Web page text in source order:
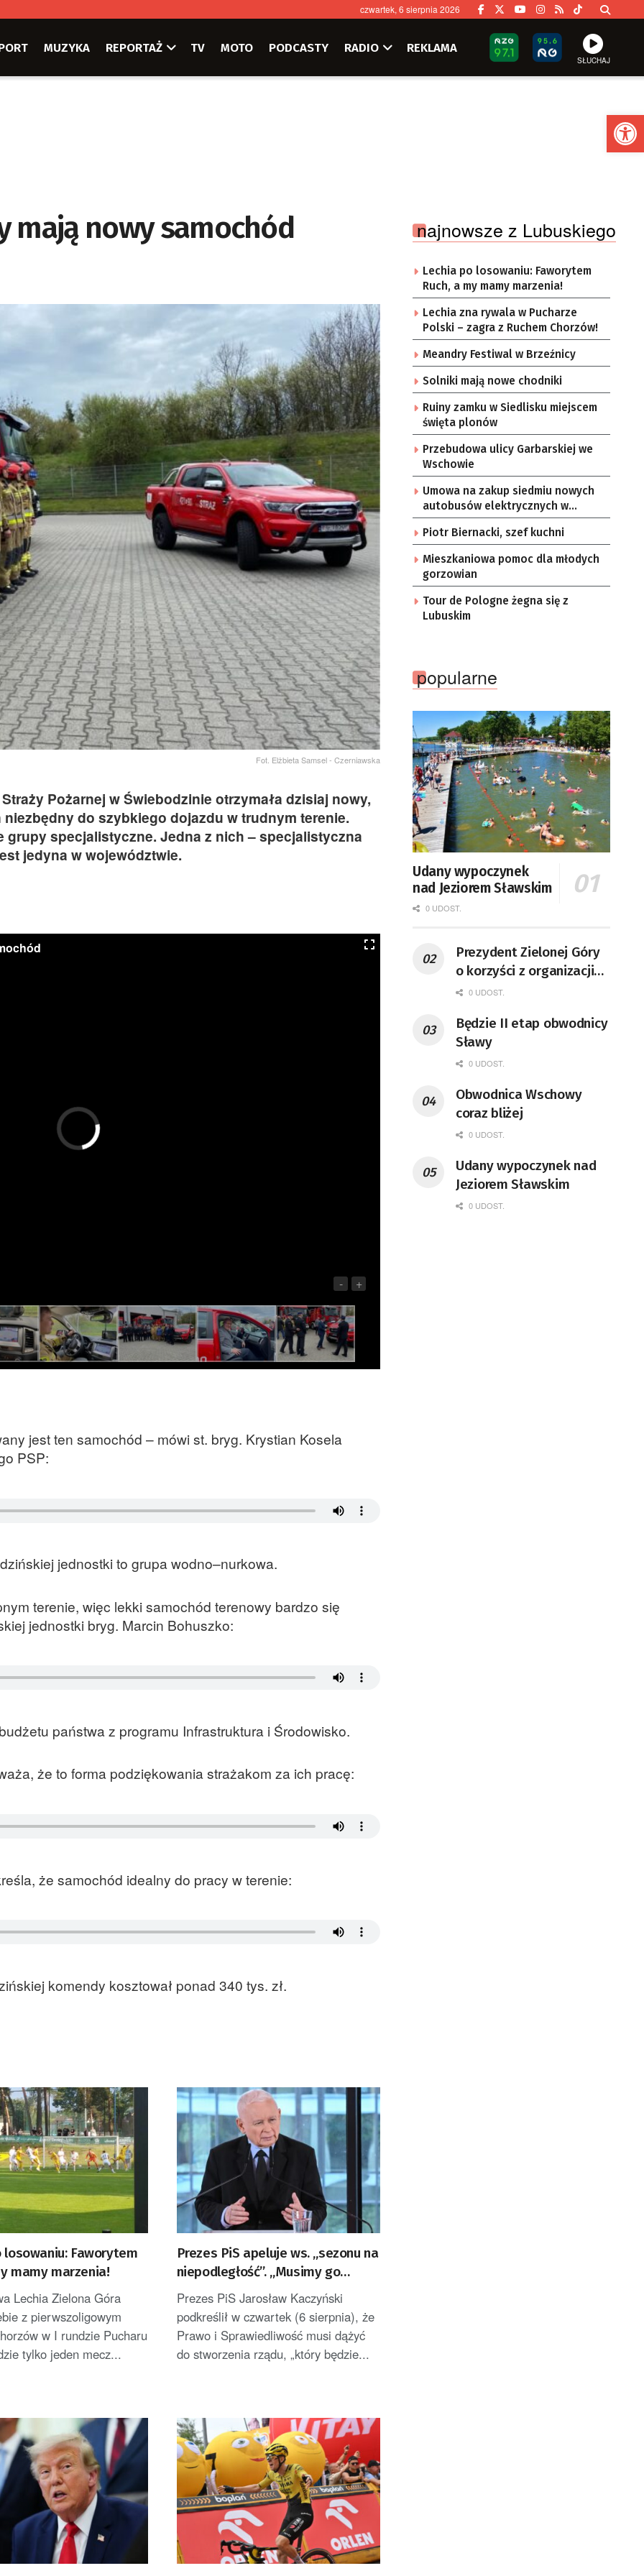
czwartek, 6 sierpnia 2026
MUZYKA REPORTAŻ TV MOTO PODCASTY RADIO REKLAMA
SŁUCHAJ
mają nowy samochód
Fot. Elżbieta Samsel - Czerniawska
Pożarnej w Świebodzinie otrzymała dzisiaj nowy,
do szybkiego dojazdu w trudnym terenie.
specjalistyczne. Jedna z nich – specjalistyczna
jedyna w województwie.
- +
jest ten samochód – mówi st. bryg. Krystian Kosela
PSP:
jednostki to grupa wodno–nurkowa.
terenie, więc lekki samochód terenowy bardzo się
jednostki bryg. Marcin Bohuszko:
państwa z programu Infrastruktura i Środowisko.
że to forma podziękowania strażakom za ich pracę:
że samochód idealny do pracy w terenie:
komendy kosztował ponad 340 tys. zł.
losowaniu: Faworytem
mamy marzenia!
Lechia Zielona Góra
z pierwszoligowym
w I rundzie Pucharu
tylko jeden mecz...
Prezes PiS apeluje ws. „sezonu na
niepodległość”. „Musimy go
wykorzystać”
Prezes PiS Jarosław Kaczyński
podkreślił w czwartek (6 sierpnia), że
Prawo i Sprawiedliwość musi dążyć
do stworzenia rządu, „który będzie...
najnowsze z Lubuskiego
Lechia po losowaniu: Faworytem
Ruch, a my mamy marzenia!
Lechia zna rywala w Pucharze
Polski – zagra z Ruchem Chorzów!
Meandry Festiwal w Brzeźnicy
Solniki mają nowe chodniki
Ruiny zamku w Siedlisku miejscem
święta plonów
Przebudowa ulicy Garbarskiej we
Wschowie
Umowa na zakup siedmiu nowych
autobusów elektrycznych w
Zielonej Górze
Piotr Biernacki, szef kuchni
Mieszkaniowa pomoc dla młodych
gorzowian
Tour de Pologne żegna się z
Lubuskim
popularne
Udany wypoczynek
nad Jeziorem Sławskim
0 UDOST.
Prezydent Zielonej Góry
o korzyści z organizacji
mety Tour de Pologne
0 UDOST.
Będzie II etap obwodnicy
Sławy
0 UDOST.
Obwodnica Wschowy
coraz bliżej
0 UDOST.
Udany wypoczynek nad
Jeziorem Sławskim
0 UDOST.